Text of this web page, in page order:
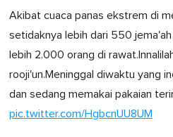
Akibat cuaca panas ekstrem di
setidaknya lebih dari 550 jema'ah
lebih 2.000 orang di
rooji'un.Meninggal diwaktu yang
dan sedang memakai pakaian
pic.twitter.com/HgbcnUU8UM